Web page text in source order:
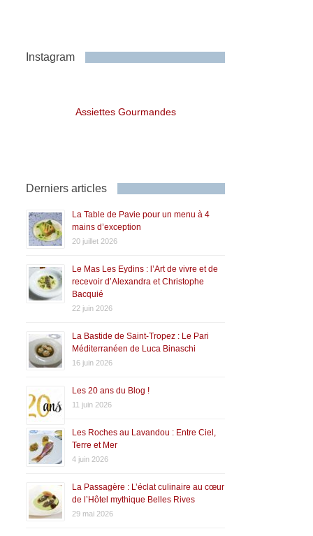
Instagram
Assiettes Gourmandes
Derniers articles
La Table de Pavie pour un menu à 4
mains d’exception
20 juillet 2026
Le Mas Les Eydins : l’Art de vivre et de
recevoir d’Alexandra et Christophe
Bacquié
22 juin 2026
La Bastide de Saint-Tropez : Le Pari
Méditerranéen de Luca Binaschi
16 juin 2026
Les 20 ans du Blog !
11 juin 2026
Les Roches au Lavandou : Entre Ciel,
Terre et Mer
4 juin 2026
La Passagère : L’éclat culinaire au cœur
de l’Hôtel mythique Belles Rives
29 mai 2026